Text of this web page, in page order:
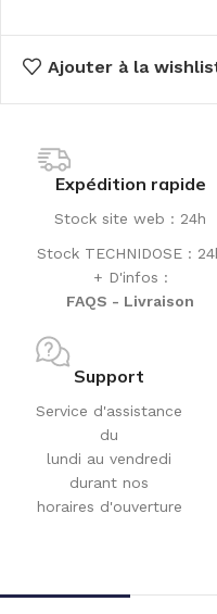
Ajouter à la
Expédition rapide
Stock site web : 24h
Stock TECHNIDOSE :
+ D'infos :
FAQS - Livraison
Support
Service d'assistance
du
lundi au vendredi
durant nos
horaires d'ouverture